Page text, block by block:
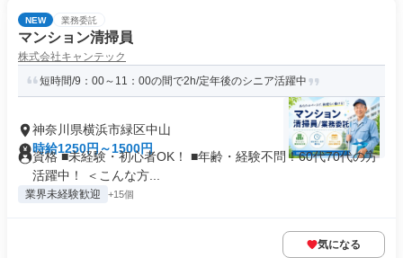
NEW 業務委託
マンション清掃員
株式会社キャンテック
短時間/9：00～11：00の間で2h/定年後のシニア活躍中
神奈川県横浜市緑区中山
時給1250円～1500円
資格 ■未経験・初心者OK！ ■年齢・経験不問！60代70代の方
活躍中！ ＜こんな方...
業界未経験歓迎 +15個
気になる